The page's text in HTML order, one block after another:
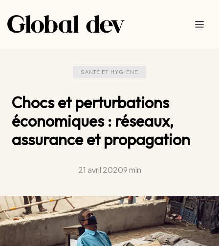
au
contenu
SANTÉ ET HYGIÈNE
Chocs et perturbations
économiques : réseaux,
assurance et propagation
21 avril 20209 min